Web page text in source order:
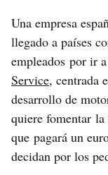
Una empresa
llegado a países
empleados por ir
Service, centrada
desarrollo de
quiere fomentar la
que pagará un
decidan por los